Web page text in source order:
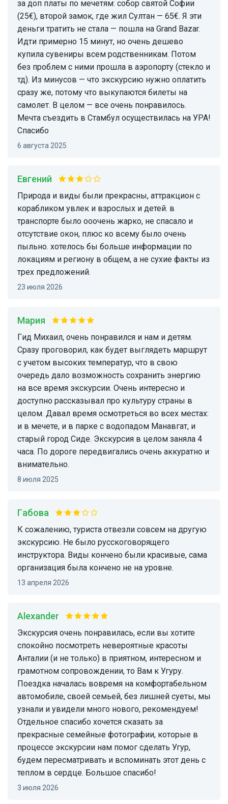
за доп платы по мечетям: собор святой Софии
(25€), второй замок, где жил Султан — 65€. Я эти
деньги тратить не стала — пошла на Grand Bazar.
Идти примерно 15 минут, но очень дешево
купила сувениры всем родственникам. Потом
без проблем с ними прошла в аэропорту (стекло и
тд). Из минусов — что экскурсию нужно оплатить
сразу же, потому что выкупаются билеты на
самолет. В целом — все очень понравилось.
Мечта съездить в Стамбул осуществилась на УРА!
Спасибо
6 августа 2025
Евгений
природа и виды были прекрасны, аттракцион с
корабликом увлек и взрослых и детей. в
транспорте было ооочень жарко, не спасало и
отсутствие окон, плюс ко всему было очень
пыльно. хотелось бы больше информации по
локациям и региону в общем, а не сухие факты из
трех предложений.
23 июля 2026
Мария
Гид Михаил, очень понравился и нам и детям.
Сразу проговорил, как будет выглядеть маршрут
с учетом высоких температур, что в свою
очередь дало возможность сохранить энергию
на все время экскурсии. Очень интересно и
доступно рассказывал про культуру страны в
целом. Давал время осмотреться во всех местах:
и в мечете, и в парке с водопадом Манавгат, и
старый город Сиде. Экскурсия в целом заняла 4
часа. По дороге передвигались очень аккуратно и
внимательно.
8 июля 2025
Габова
К сожалению, туриста отвезли совсем на другую
экскурсию. Не было русскоговорящего
инструктора. Виды кончено были красивые, сама
организация была кончено не на уровне.
13 апреля 2026
Alexander
Экскурсия очень понравилась, если вы хотите
спокойно посмотреть невероятные красоты
Анталии (и не только) в приятном, интересном и
грамотном сопровождении, то Вам к Угуру.
Поездка началась вовремя на комфортабельном
автомобиле, своей семьей, без лишней суеты, мы
узнали и увидели много нового, рекомендуем!
Отдельное спасибо хочется сказать за
прекрасные семейные фотографии, которые в
процессе экскурсии нам помог сделать Угур,
будем пересматривать и вспоминать этот день с
теплом в сердце. Большое спасибо!
3 июля 2026